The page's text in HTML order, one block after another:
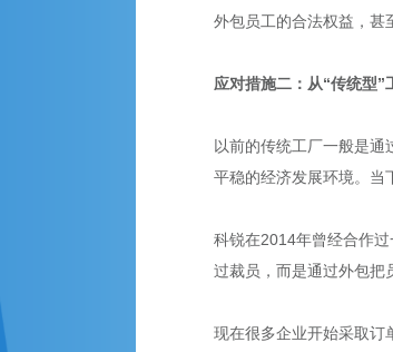
外包员工的合法权益，甚
应对措施二：从“传统型”
以前的传统工厂一般是
平稳的经济发展环境。当
科锐在2014年曾经合作
过裁员，而是通过外包把
现在很多企业开始采取订